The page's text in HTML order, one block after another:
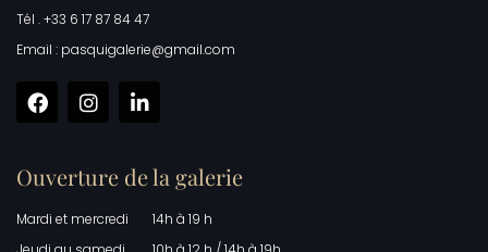
Tél . +33 6 17 87 84 47
Email : pasquigalerie@gmail.com
Ouverture de la galerie
Mardi et mercredi
14h à 19 h